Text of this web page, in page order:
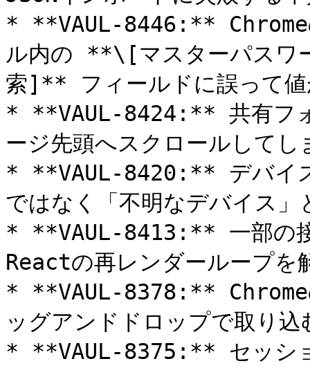
* **VAUL-8446:** Chrome
ル内の **\[マスターパス
索]** フィールドに誤って値
* **VAUL-8424:** 共有フォ
ージ先頭へスクロールしてし
* **VAUL-8420:** デバイス
ではなく「不明なデバイス
* **VAUL-8413:** 一部の接
Reactの再レンダーループを
* **VAUL-8378:** Chrome
ッグアンドドロップで取り込
* **VAUL-8375:** セッショ